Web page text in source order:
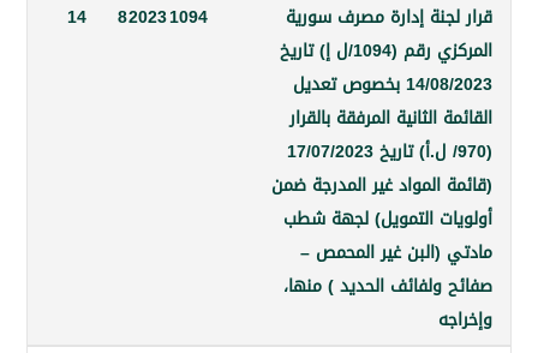
إدارة مصرف سورية
المركزي رقم (1094/ل إ) تاريخ
14/08/2023 بخصوص تعديل
المرفقة بالقرار
(970/ ل.أ) تاريخ 17/07/2023
غير المدرجة ضمن
التمويل) لجهة شطب
غير المحمص –
الحديد ) منها،
1094
14